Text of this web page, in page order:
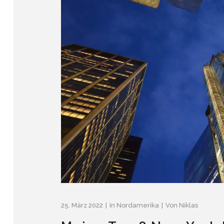
25. März 2022 In Nordamerika Von Niklas